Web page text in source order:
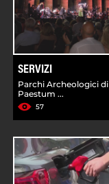
SERVIZI
Parchi Archeologici di
Paestum ...
57